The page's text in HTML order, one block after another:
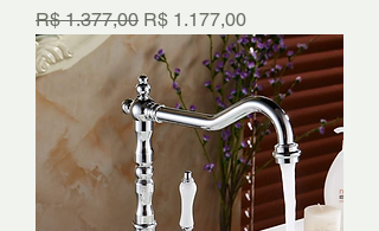
Preço normal
R$ 1.377,00 Preço promocional
R$ 1.177,00